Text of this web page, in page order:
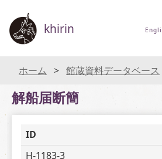
khirin
ホーム 館蔵資料データベース
解船届断簡
ID
H-1183-3